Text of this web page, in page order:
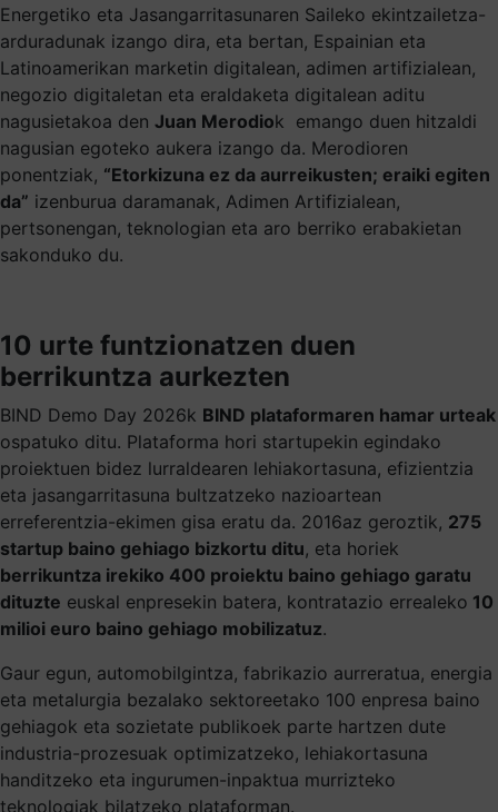
Energetiko eta Jasangarritasunaren Saileko ekintzailetza-
arduradunak izango dira, eta bertan, Espainian eta
Latinoamerikan marketin digitalean, adimen artifizialean,
negozio digitaletan eta eraldaketa digitalean aditu
nagusietakoa den Juan Merodiok emango duen hitzaldi
nagusian egoteko aukera izango da. Merodioren
ponentziak, “Etorkizuna ez da aurreikusten; eraiki egiten
da” izenburua daramanak, Adimen Artifizialean,
pertsonengan, teknologian eta aro berriko erabakietan
sakonduko du.
10 urte funtzionatzen duen
berrikuntza aurkezten
BIND Demo Day 2026k BIND plataformaren hamar urteak
ospatuko ditu. Plataforma hori startupekin egindako
proiektuen bidez lurraldearen lehiakortasuna, efizientzia
eta jasangarritasuna bultzatzeko nazioartean
erreferentzia-ekimen gisa eratu da. 2016az geroztik, 275
startup baino gehiago bizkortu ditu, eta horiek
berrikuntza irekiko 400 proiektu baino gehiago garatu
dituzte euskal enpresekin batera, kontratazio errealeko 10
milioi euro baino gehiago mobilizatuz.
Gaur egun, automobilgintza, fabrikazio aurreratua, energia
eta metalurgia bezalako sektoreetako 100 enpresa baino
gehiagok eta sozietate publikoek parte hartzen dute
industria-prozesuak optimizatzeko, lehiakortasuna
handitzeko eta ingurumen-inpaktua murrizteko
teknologiak bilatzeko plataforman.